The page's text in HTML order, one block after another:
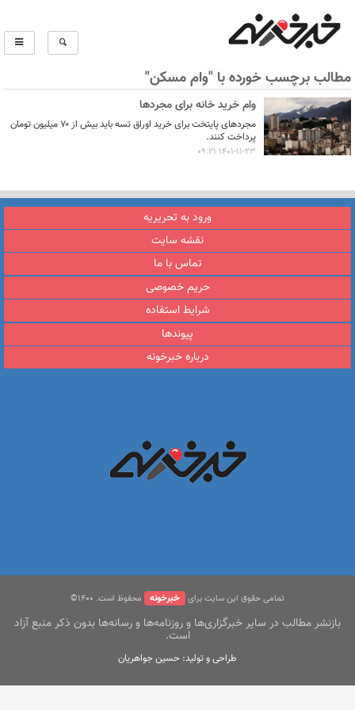
مطالب برچسب خورده با "وام مسکن"
وام خرید خانه برای مجردها
مجردهای پایتخت برای خرید اوراق تسه باید بیش از ۷۰ میلیون تومان
پرداخت کنند.
1401-11-23 09:21
ورود به تحریریه
نقشه سایت
تماس با ما
حریم خصوصی
شرایط استفاده
پیوندها
درباره خبرخونه
تمامی حقوق این سایت برای خبرخونه محفوظ است. ۱400©
بازنشر مطالب در سایر خبرگزاری‌ها و روزنامه‌ها و رسانه‌ها بدون ذکر منبع آزاد
است.
طراحی و تولید: حسین جواهریان